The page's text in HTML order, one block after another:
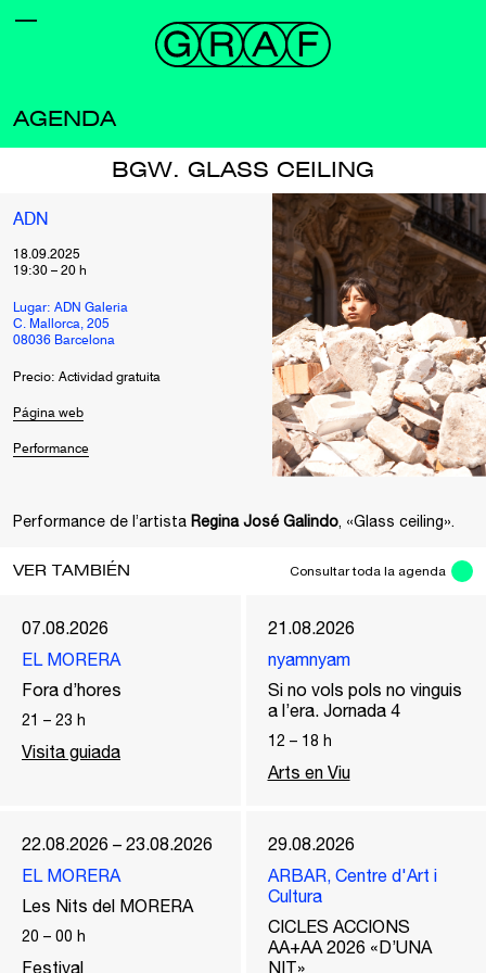
AGENDA
BGW. GLASS CEILING
ADN
18.09.2025
19:30 – 20 h
Lugar: ADN Galeria
C. Mallorca, 205
08036 Barcelona
Precio: Actividad gratuita
Página web
Performance
Performance de l’artista Regina José Galindo, «Glass ceiling».
VER TAMBIÉN Consultar toda la agenda
07.08.2026
EL MORERA
Fora d’hores
21 – 23 h
Visita guiada
21.08.2026
nyamnyam
Si no vols pols no vinguis
a l’era. Jornada 4
12 – 18 h
Arts en Viu
22.08.2026 – 23.08.2026
EL MORERA
Les Nits del MORERA
20 – 00 h
Festival
29.08.2026
ARBAR, Centre d'Art i
Cultura
CICLES ACCIONS
AA+AA 2026 «D’UNA
NIT»